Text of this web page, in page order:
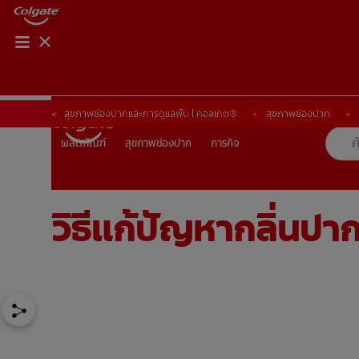
ผลิตภัณฑ์ สุขภาพช่องปาก
TH (TH) ลงทะเบียน
ผลิตภัณฑ์ สุขภาพช่องปาก ภารกิจ
การจับคู่ผลิตภัณฑ์
สุขภาพช่องปากและการดูแลฟัน | คอลเกต® สุขภาพช่องปาก
วิธีแก้ปัญหากลิ่นปา